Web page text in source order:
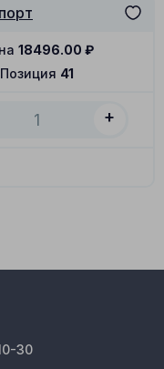
Позиция 41
18496.00 ₽
+
30